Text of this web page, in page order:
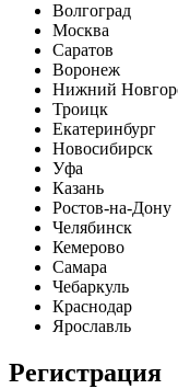
Волгоград
Москва
Саратов
Воронеж
Нижний
Троицк
Екатеринбург
Новосибирск
Уфа
Казань
Ростов-на-Дону
Челябинск
Кемерово
Самара
Чебаркуль
Краснодар
Ярославль
Регистрация